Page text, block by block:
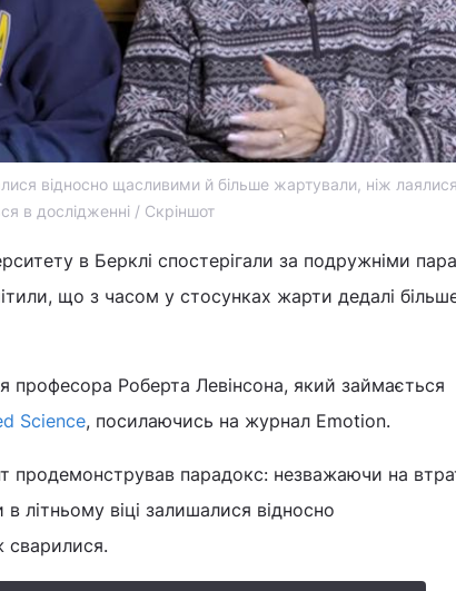
відносно щасливими й більше жартували, ніж
в дослідженні / Скріншот
в Берклі спостерігали за подружніми
що з часом у стосунках жарти дедалі
професора Роберта Левінсона, який займається
Science, посилаючись на журнал Emotion.
продемонстрував парадокс: незважаючи на
літньому віці залишалися відносно
сварилися.